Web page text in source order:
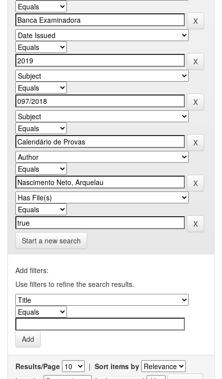
Start a new search
Add filters:
Use filters to refine the search results.
Results/Page | Sort items by